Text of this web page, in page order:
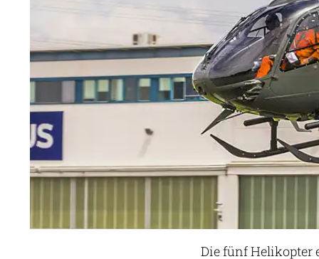
Die fünf Helikopter